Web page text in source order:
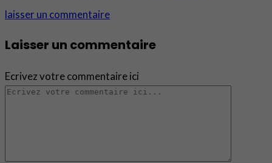
laisser un commentaire
Laisser un commentaire
Ecrivez votre commentaire ici